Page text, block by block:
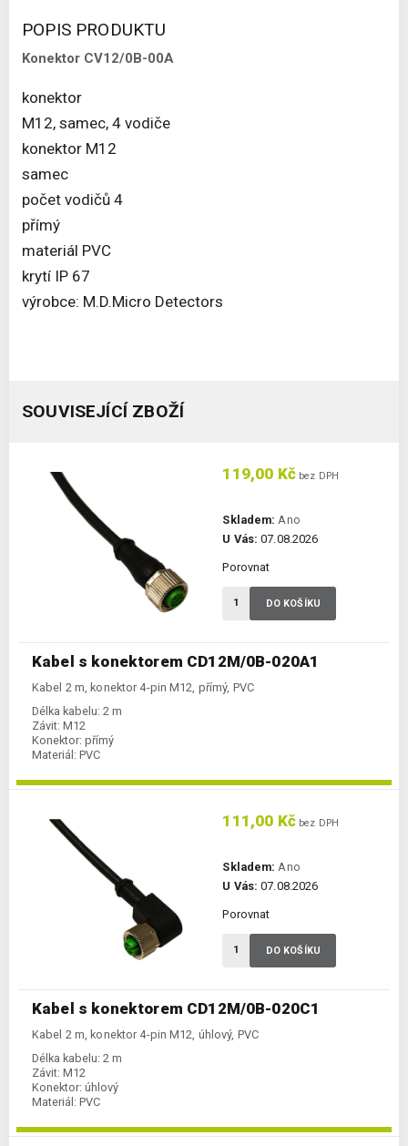
POPIS PRODUKTU
Konektor CV12/0B-00A
konektor
M12, samec, 4 vodiče
konektor M12
samec
počet vodičů 4
přímý
materiál PVC
krytí IP 67
výrobce: M.D.Micro Detectors
SOUVISEJÍCÍ ZBOŽÍ
Kabel s konektorem CD12M/0B-020A1
Kabel 2 m, konektor 4-pin M12, přímý, PVC
Délka kabelu: 2 m
Závit: M12
Konektor: přímý
Materiál: PVC
119,00 Kč bez DPH
Skladem: Ano
U Vás: 07.08.2026
Porovnat
DO KOŠÍKU
Kabel s konektorem CD12M/0B-020C1
Kabel 2 m, konektor 4-pin M12, úhlový, PVC
Délka kabelu: 2 m
Závit: M12
Konektor: úhlový
Materiál: PVC
111,00 Kč bez DPH
Skladem: Ano
U Vás: 07.08.2026
Porovnat
DO KOŠÍKU